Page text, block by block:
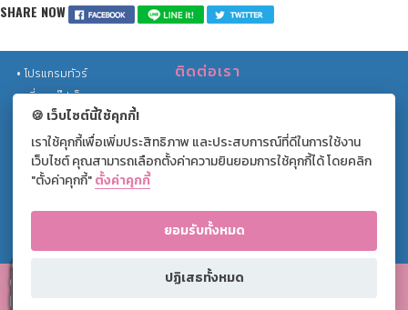
SHARE NOW
โปรแกรมทัวร์
เที่ยวกรุ๊ปเล็ก
ทัวร์รถไฟ
โปรโมชั่น
บทความท่องเที่ยว
แกลลอรี่
เกี่ยวกับเรา
ติดต่อเรา
ยานนาวา กรุงเทพฯ 10120
+(66) 02 169 1766 ext. 0
- 2026 Compax World Co.,Ltd. All Right Reserved. |
🍪 เว็บไซต์นี้ใช้คุกกี้!
เราใช้คุกกี้เพื่อเพิ่มประสิทธิภาพ และประสบการณ์ที่ดีในการใช้งาน
เว็บไซต์ คุณสามารถเลือกตั้งค่าความยินยอมการใช้คุกกี้ได้ โดยคลิก
"ตั้งค่าคุกกี้"ตั้งค่าคุกกี้
ยอมรับทั้งหมด
ปฏิเสธทั้งหมด